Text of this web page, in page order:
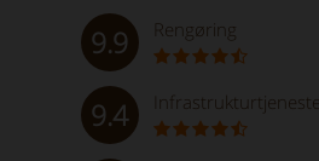
9.9 Rengøring
9.4